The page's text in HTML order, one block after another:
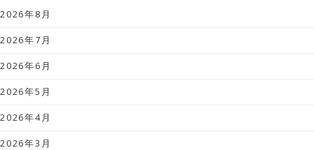
2026年8月
2026年7月
2026年6月
2026年5月
2026年4月
2026年3月